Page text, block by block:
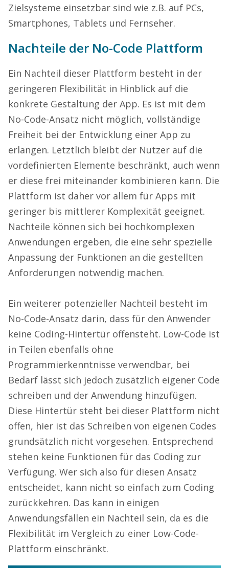
Zielsysteme einsetzbar sind wie z.B. auf PCs,
Smartphones, Tablets und Fernseher.
Nachteile der No-Code Plattform
Ein Nachteil dieser Plattform besteht in der
geringeren Flexibilität in Hinblick auf die
konkrete Gestaltung der App. Es ist mit dem
No-Code-Ansatz nicht möglich, vollständige
Freiheit bei der Entwicklung einer App zu
erlangen. Letztlich bleibt der Nutzer auf die
vordefinierten Elemente beschränkt, auch wenn
er diese frei miteinander kombinieren kann. Die
Plattform ist daher vor allem für Apps mit
geringer bis mittlerer Komplexität geeignet.
Nachteile können sich bei hochkomplexen
Anwendungen ergeben, die eine sehr spezielle
Anpassung der Funktionen an die gestellten
Anforderungen notwendig machen.
Ein weiterer potenzieller Nachteil besteht im
No-Code-Ansatz darin, dass für den Anwender
keine Coding-Hintertür offensteht. Low-Code ist
in Teilen ebenfalls ohne
Programmierkenntnisse verwendbar, bei
Bedarf lässt sich jedoch zusätzlich eigener Code
schreiben und der Anwendung hinzufügen.
Diese Hintertür steht bei dieser Plattform nicht
offen, hier ist das Schreiben von eigenen Codes
grundsätzlich nicht vorgesehen. Entsprechend
stehen keine Funktionen für das Coding zur
Verfügung. Wer sich also für diesen Ansatz
entscheidet, kann nicht so einfach zum Coding
zurückkehren. Das kann in einigen
Anwendungsfällen ein Nachteil sein, da es die
Flexibilität im Vergleich zu einer Low-Code-
Plattform einschränkt.